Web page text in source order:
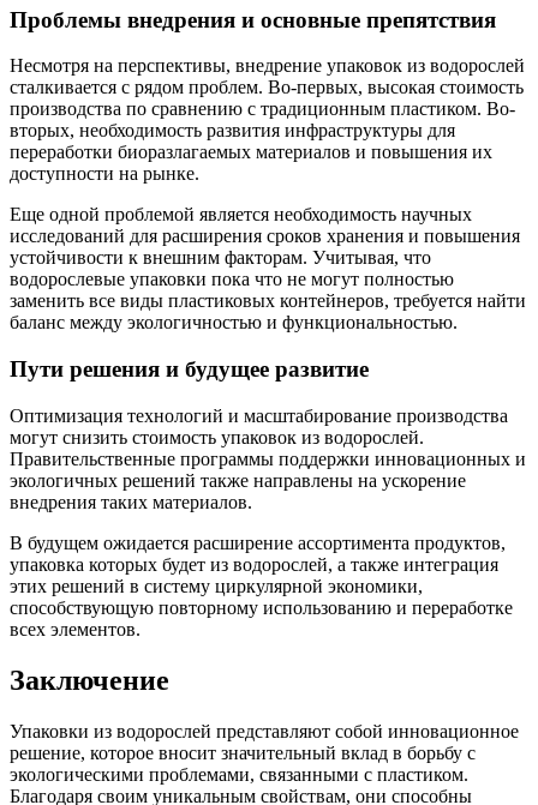
Проблемы внедрения и основные препятствия
Несмотря на перспективы, внедрение упаковок из водорослей
сталкивается с рядом проблем. Во-первых, высокая стоимость
производства по сравнению с традиционным пластиком. Во-
вторых, необходимость развития инфраструктуры для
переработки биоразлагаемых материалов и повышения их
доступности на рынке.
Еще одной проблемой является необходимость научных
исследований для расширения сроков хранения и повышения
устойчивости к внешним факторам. Учитывая, что
водорослевые упаковки пока что не могут полностью
заменить все виды пластиковых контейнеров, требуется найти
баланс между экологичностью и функциональностью.
Пути решения и будущее развитие
Оптимизация технологий и масштабирование производства
могут снизить стоимость упаковок из водорослей.
Правительственные программы поддержки инновационных и
экологичных решений также направлены на ускорение
внедрения таких материалов.
В будущем ожидается расширение ассортимента продуктов,
упаковка которых будет из водорослей, а также интеграция
этих решений в систему циркулярной экономики,
способствующую повторному использованию и переработке
всех элементов.
Заключение
Упаковки из водорослей представляют собой инновационное
решение, которое вносит значительный вклад в борьбу с
экологическими проблемами, связанными с пластиком.
Благодаря своим уникальным свойствам, они способны